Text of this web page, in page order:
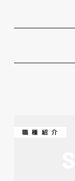
職種紹介